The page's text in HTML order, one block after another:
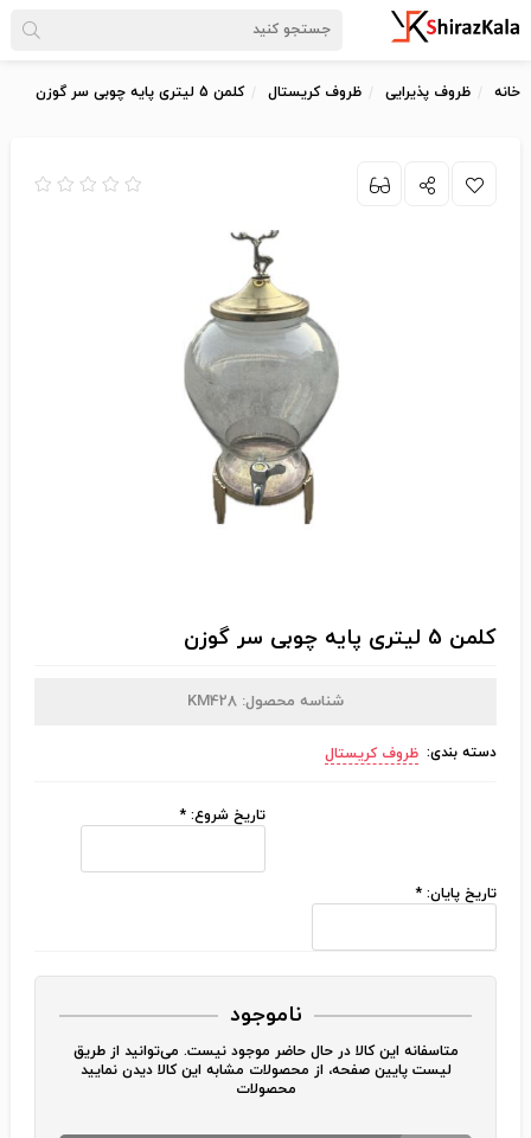
خانه ظروف پذیرایی ظروف کریستال کلمن 5 لیتری پایه چوبی سر گوزن
کلمن 5 لیتری پایه چوبی سر گوزن
شناسه محصول: KM428
دسته بندی: ظروف کریستال
تاریخ شروع: *
تاریخ پایان: *
ناموجود
متاسفانه این کالا در حال حاضر موجود نیست. می‌توانید از طریق
لیست پایین صفحه، از محصولات مشابه این کالا دیدن نمایید
محصولات